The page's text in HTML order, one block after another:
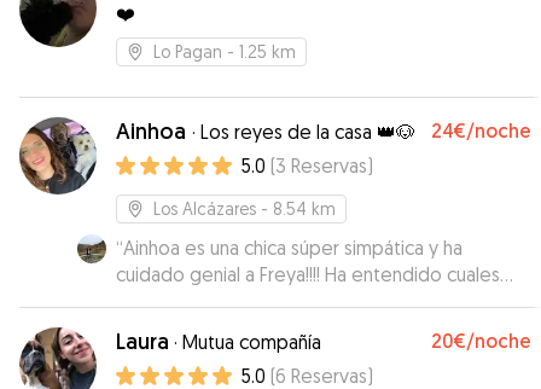
agradecidos porque Nano a estado sin duda
súper feliz … Mil gracias Laura , eres un sol 🥰😘
❤️
Lo Pagan - 1.25 km
Ainhoa · Los reyes de la casa 👑🐶 24€/noche
5.0 (3 Reservas)
Los Alcázares - 8.54 km
“Ainhoa es una chica súper simpática y ha
cuidado genial a Freya!!!! Ha entendido cuales
son sus necesidades y constantemente nos ha
pasado fotos y vídeos 😊 repetiremos sin
duda!!! Mil gracias por todo🥰
Laura · Mutua compañía 20€/noche
5.0 (6 Reservas)